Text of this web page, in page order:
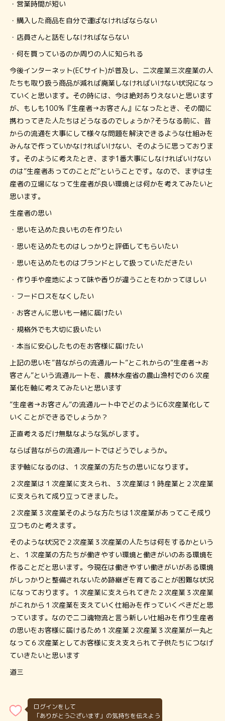
・営業時間が短い
・購入した商品を自分で運ばなければならない
・店員さんと話をしなければならない
・何を買っているのか周りの人に知られる
今後インターネット(ECサイト)が普及し、二次産業三次産業の人
たちも取り扱う商品が減れば廃業しなければいけない状況になっ
ていくと思います。その時には、今は絶対ありえないと思います
が、もしも100%『生産者→お客さん』になったとき、その間に
携わってきた人たちはどうなるのでしょうか?そうなる前に、昔
からの流通を大事にして様々な問題を解決できるような仕組みを
みんなで作っていかなければいけない、そのように思っておりま
す。そのように考えたとき、まず1番大事にしなければいけない
のは”生産者あってのことだ”ということです。なので、まずは生
産者の立場になって生産者が良い環境とは何かを考えてみたいと
思います。
生産者の思い
・思いを込めた良いものを作りたい
・思いを込めたものはしっかりと評価してもらいたい
・思いを込めたものはブランドとして扱っていただきたい
・作り手や産地によって味や香りが違うことをわかってほしい
・フードロスをなくしたい
・お客さんに思いも一緒に届けたい
・規格外でも大切に扱いたい
・本当に安心したものをお客様に届けたい
上記の思いを”昔ながらの流通ルート”とこれからの”生産者→お
客さん”という流通ルートを、農林水産省の農山漁村での６次産
業化を軸に考えてみたいと思います
”生産者→お客さん”の流通ルート中でどのように6次産業化して
いくことができるでしょうか？
正直考えるだけ無駄なような気がします。
ならば昔ながらの流通ルートではどうでしょうか。
まず軸になるのは、１次産業の方たちの思いになります。
２次産業は１次産業に支えられ、３次産業は１時産業と２次産業
に支えられて成り立ってきました。
２次産業３次産業そのような方たちは1次産業があってこそ成り
立つものと考えます。
そのような状況で２次産業３次産業の人たちは何をするかという
と、１次産業の方たちが働きやすい環境と働きがいのある環境を
作ることだと思います。今現在は働きやすい働きがいがある環境
がしっかりと整備されないため跡継ぎを育てることが困難な状況
になっております。１次産業に支えられてきた２次産業３次産業
がこれから１次産業を支えていく仕組みを作っていくべきだと思
っています。なのでニコ魂物流と言う新しい仕組みを作り生産者
の思いをお客様に届けるため１次産業２次産業３次産業が一丸と
なって６次産業としてお客様に支え支えられて子供たちにつなげ
ていきたいと思います
道三
ログインをして
「ありがとうございます」の気持ちを伝えよう